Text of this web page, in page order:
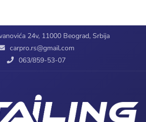
24v, 11000 Beograd, Srbija
carpro.rs@gmail.com
063/859-53-07